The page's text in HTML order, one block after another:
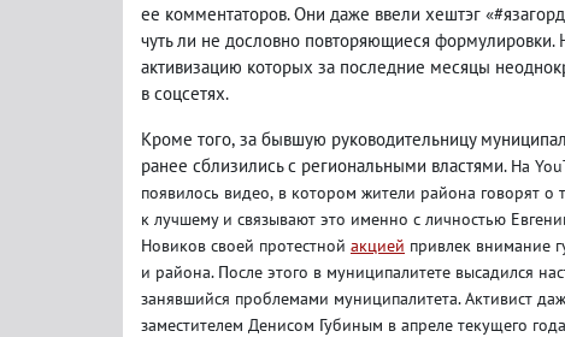
ее комментаторов. Они даже ввели хештэг
чуть ли не дословно повторяющиеся формулировки.
активизацию которых за последние месяцы
в соцсетях.
Кроме того, за бывшую руководительницу
ранее сблизились с региональными властями. На
появилось видео, в котором жители района говорят о
к лучшему и связывают это именно с личностью
Новиков своей протестной акцией привлек внимание
и района. После этого в муниципалитете высадился
занявшийся проблемами муниципалитета. Активист
заместителем Денисом Губиным в апреле текущего